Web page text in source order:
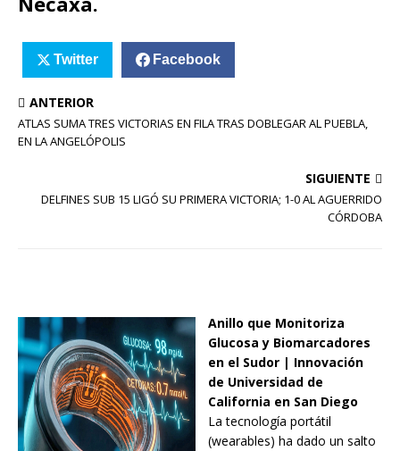
Twitter Facebook
ANTERIOR
ATLAS SUMA TRES VICTORIAS EN FILA TRAS DOBLEGAR AL PUEBLA,
EN LA ANGELÓPOLIS
SIGUIENTE
DELFINES SUB 15 LIGÓ SU PRIMERA VICTORIA; 1-0 AL AGUERRIDO
CÓRDOBA
Anillo que Monitoriza
Glucosa y Biomarcadores
en el Sudor | Innovación
de Universidad de
California en San Diego
La tecnología portátil
(wearables) ha dado un salto